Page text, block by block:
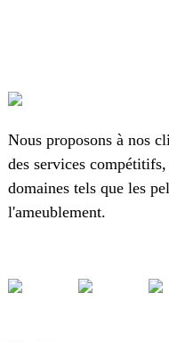
Nous proposons à nos
des services
domaines tels que les
l'ameublement.